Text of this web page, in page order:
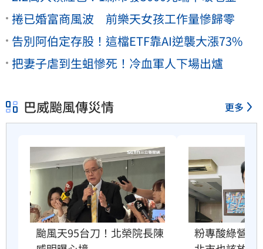
捲已婚富商風波 前樂天女孩工作量慘歸零
告別阿伯定存股！這檔ETF靠AI逆襲大漲73%
把妻子虐到生蛆慘死！冷血軍人下場出爐
巴威颱風傳災情 更多
颱風天95台刀！北榮院長陳
粉專酸綠營颱